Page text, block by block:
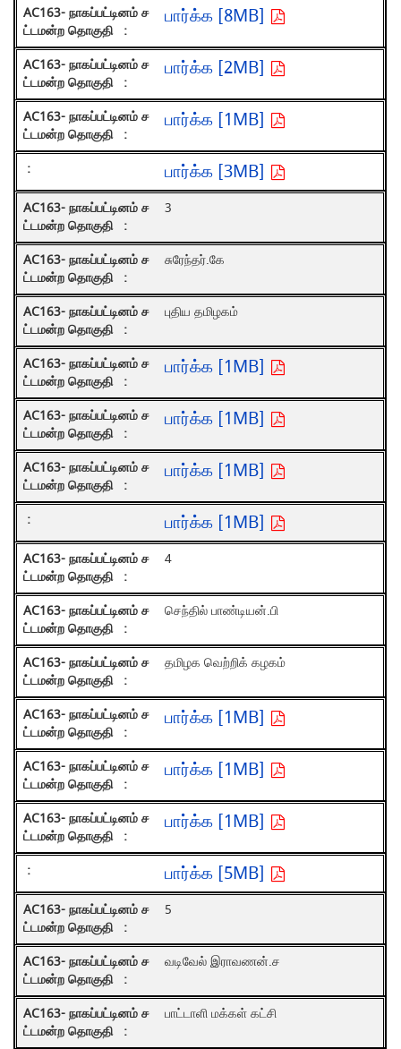
பார்க்க [8MB]
பார்க்க [2MB]
பார்க்க [1MB]
பார்க்க [3MB]
3
சுரேந்தர்.கே
புதிய தமிழகம்
பார்க்க [1MB]
பார்க்க [1MB]
பார்க்க [1MB]
பார்க்க [1MB]
4
செந்தில் பாண்டியன்.பி
தமிழக வெற்றிக் கழகம்
பார்க்க [1MB]
பார்க்க [1MB]
பார்க்க [1MB]
பார்க்க [5MB]
5
வடிவேல் இராவணன்.ச
பாட்டாளி மக்கள் கட்சி